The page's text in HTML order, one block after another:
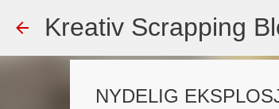
Kreativ Scrapping
NYDELIG